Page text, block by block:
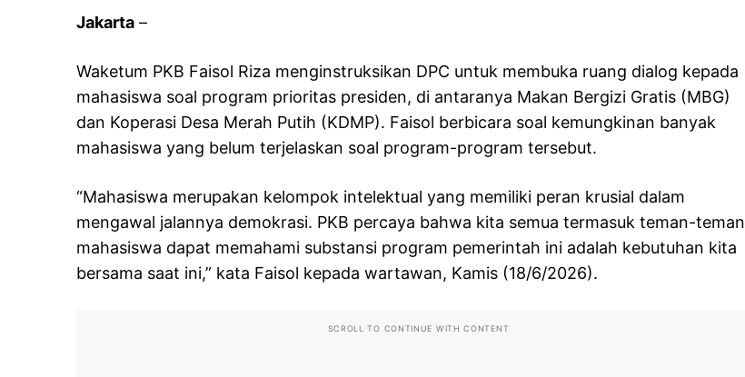
Jakarta –
Waketum PKB Faisol Riza menginstruksikan DPC untuk membuka ruang dialog kepada
mahasiswa soal program prioritas presiden, di antaranya Makan Bergizi Gratis (MBG)
dan Koperasi Desa Merah Putih (KDMP). Faisol berbicara soal kemungkinan banyak
mahasiswa yang belum terjelaskan soal program-program tersebut.
“Mahasiswa merupakan kelompok intelektual yang memiliki peran krusial dalam
mengawal jalannya demokrasi. PKB percaya bahwa kita semua termasuk teman-teman
mahasiswa dapat memahami substansi program pemerintah ini adalah kebutuhan kita
bersama saat ini,” kata Faisol kepada wartawan, Kamis (18/6/2026).
SCROLL TO CONTINUE WITH CONTENT